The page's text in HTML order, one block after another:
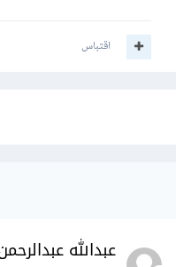
اقتباس
عبدالله عبدالرحمن11